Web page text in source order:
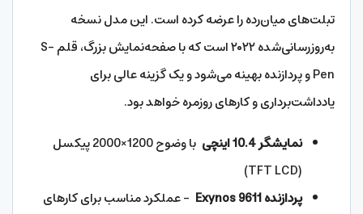
تبلت‌های میان‌رده را عرضه کرده است. این مدل نسخه
به‌روزرسانی‌شده ۲۰۲۲ است که با صفحه‌نمایش بزرگ، قلم S-
Pen و پردازنده بهینه‌ می‌شود و یک گزینه عالی برای
یادداشت‌برداری و کارهای روزمره خواهد بود.
نمایشگر 10.4 اینچی
با وضوح 1200×2000 پیکسل
(TFT LCD)
پردازنده Exynos 9611
– عملکرد مناسب برای کارهای